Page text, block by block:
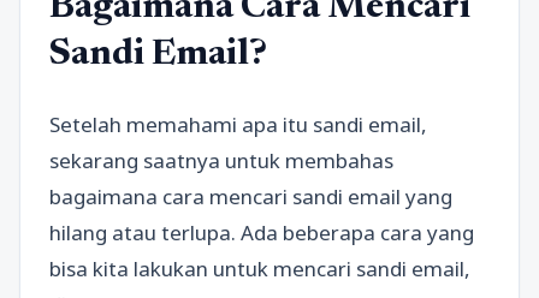
Bagaimana Cara Mencari
Sandi Email?
Setelah memahami apa itu sandi email,
sekarang saatnya untuk membahas
bagaimana cara mencari sandi email yang
hilang atau terlupa. Ada beberapa cara yang
bisa kita lakukan untuk mencari sandi email,